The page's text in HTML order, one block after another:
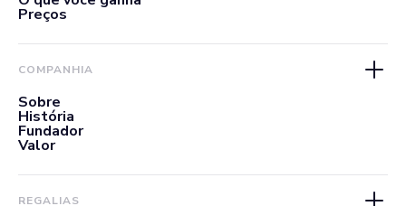
Preços
COMPANHIA
Sobre
História
Fundador
Valor
REGALIAS